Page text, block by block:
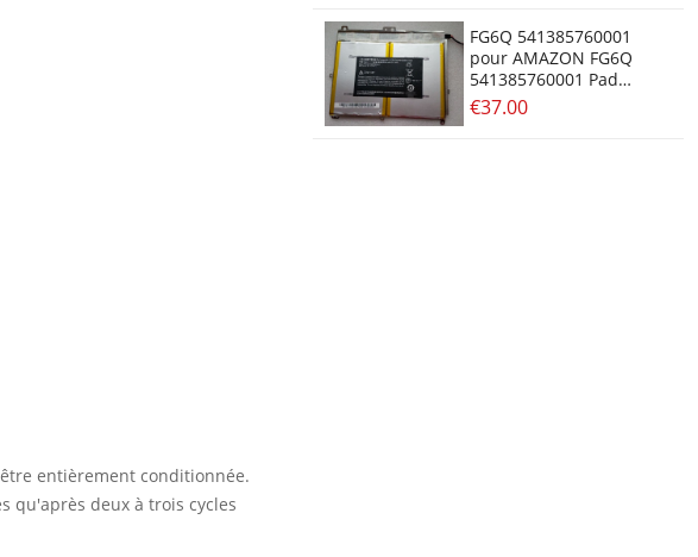
entièrement conditionnée.
qu'après deux à trois cycles
FG6Q 541385760001
pour AMAZON FG6Q
541385760001 Pad
Tablet PC
€37.00